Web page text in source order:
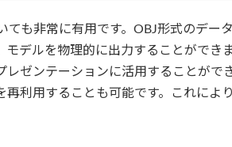
も非常に有用です。OBJ形式のデー
デルを物理的に出力することができ
ゼンテーションに活用することがで
利用することも可能です。これによ